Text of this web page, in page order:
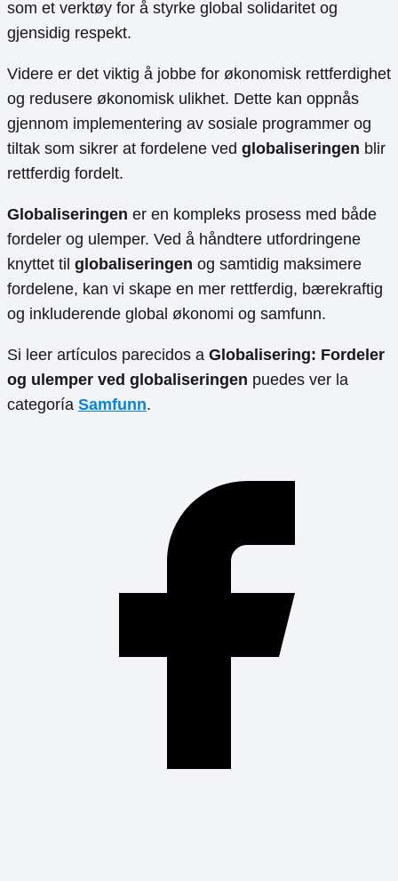
som et verktøy for å styrke global solidaritet og
gjensidig respekt.
Videre er det viktig å jobbe for økonomisk rettferdighet
og redusere økonomisk ulikhet. Dette kan oppnås
gjennom implementering av sosiale programmer og
tiltak som sikrer at fordelene ved globaliseringen blir
rettferdig fordelt.
Globaliseringen er en kompleks prosess med både
fordeler og ulemper. Ved å håndtere utfordringene
knyttet til globaliseringen og samtidig maksimere
fordelene, kan vi skape en mer rettferdig, bærekraftig
og inkluderende global økonomi og samfunn.
Si leer artículos parecidos a Globalisering: Fordeler
og ulemper ved globaliseringen puedes ver la
categoría Samfunn.